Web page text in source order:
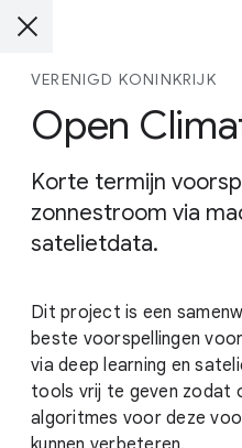
VERENIGD KONINKRIJK
Open
Korte termijn
zonnestroom via
satelietdata.
Dit project is een
beste voorspellingen
via deep learning en
tools vrij te geven zodat
algoritmes voor deze